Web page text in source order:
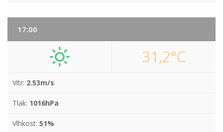
17:00
31,2°C
Vítr: 2.53m/s
Tlak: 1016hPa
Vlhkost: 51%